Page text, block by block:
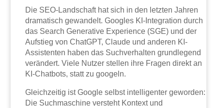
Die SEO-Landschaft hat sich in den letzten Jahren
dramatisch gewandelt. Googles KI-Integration durch
das Search Generative Experience (SGE) und der
Aufstieg von ChatGPT, Claude und anderen KI-
Assistenten haben das Suchverhalten grundlegend
verändert. Viele Nutzer stellen ihre Fragen direkt an
KI-Chatbots, statt zu googeln.
Gleichzeitig ist Google selbst intelligenter geworden:
Die Suchmaschine versteht Kontext und